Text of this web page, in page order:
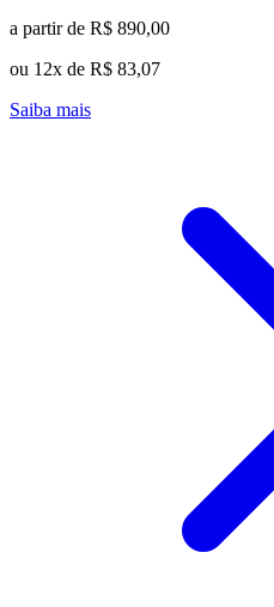
a partir de R$ 890,00
ou 12x de R$ 83,07
Saiba mais